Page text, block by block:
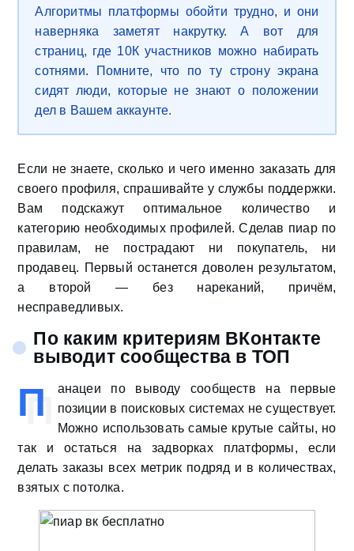
Алгоритмы платформы обойти трудно, и они
наверняка заметят накрутку. А вот для
страниц, где 10К участников можно набирать
сотнями. Помните, что по ту строну экрана
сидят люди, которые не знают о положении
дел в Вашем аккаунте.
Если не знаете, сколько и чего именно заказать для
своего профиля, спрашивайте у службы поддержки.
Вам подскажут оптимальное количество и
категорию необходимых профилей. Сделав пиар по
правилам, не пострадают ни покупатель, ни
продавец. Первый останется доволен результатом,
а второй — без нареканий, причём,
несправедливых.
По каким критериям ВКонтакте
выводит сообщества в ТОП
П
анацеи по выводу сообществ на первые
позиции в поисковых системах не существует.
Можно использовать самые крутые сайты, но
так и остаться на задворках платформы, если
делать заказы всех метрик подряд и в количествах,
взятых с потолка.